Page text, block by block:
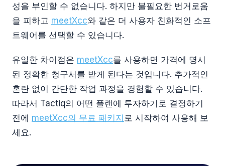
성을 부인할 수 없습니다. 하지만 불필요한 번거로움
을 피하고 meetXcc와 같은 더 사용자 친화적인 소프
트웨어를 선택할 수 있습니다.
유일한 차이점은 meetXcc를 사용하면 가격에 명시
된 정확한 청구서를 받게 된다는 것입니다. 추가적인
혼란 없이 간단한 작업 과정을 경험할 수 있습니다.
따라서 Tactiq의 어떤 플랜에 투자하기로 결정하기
전에 meetXcc의 무료 패키지 로 시작하여 사용해 보
세요.